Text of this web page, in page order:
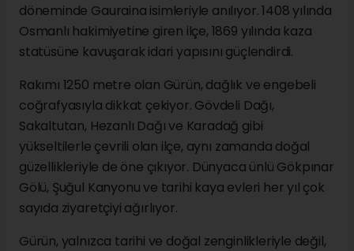
döneminde Gauraina isimleriyle anılıyor. 1408 yılında
Osmanlı hakimiyetine giren ilçe, 1869 yılında kaza
statüsüne kavuşarak idari yapısını güçlendirdi.
Rakımı 1250 metre olan Gürün, dağlık ve engebeli
coğrafyasıyla dikkat çekiyor. Gövdeli Dağı,
Sakaltutan, Hezanlı Dağı ve Karadağ gibi
yükseltilerle çevrili olan ilçe, aynı zamanda doğal
güzellikleriyle de öne çıkıyor. Dünyaca ünlü Gökpınar
Gölü, Şuğul Kanyonu ve tarihi kaya evleri her yıl çok
sayıda ziyaretçiyi ağırlıyor.
Gürün, yalnızca tarihi ve doğal zenginlikleriyle değil,